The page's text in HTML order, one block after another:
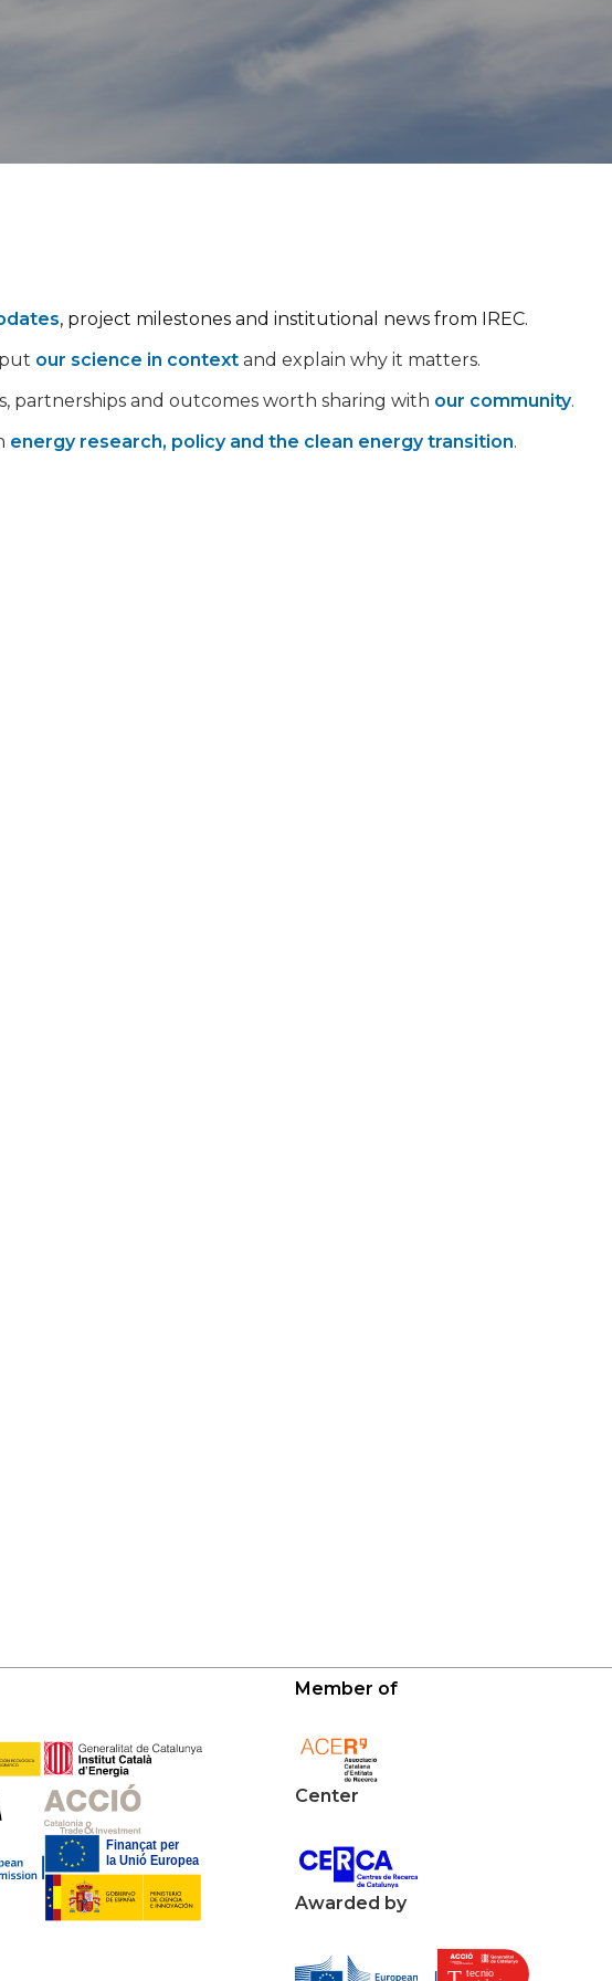
, project milestones and institutional news from IREC.
our science in context and explain why it matters.
partnerships and outcomes worth sharing with our community.
energy research, policy and the clean energy transition.
Member of
Center
Awarded by